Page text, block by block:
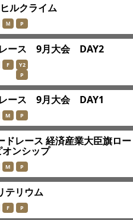
ルクライム
Ｍ P
レース 9月大会 DAY2
F
Y2
P
レース 9月大会 DAY1
M P
ドレース 経済産業大臣旗ロー
オンシップ
M P
テリウム
F P